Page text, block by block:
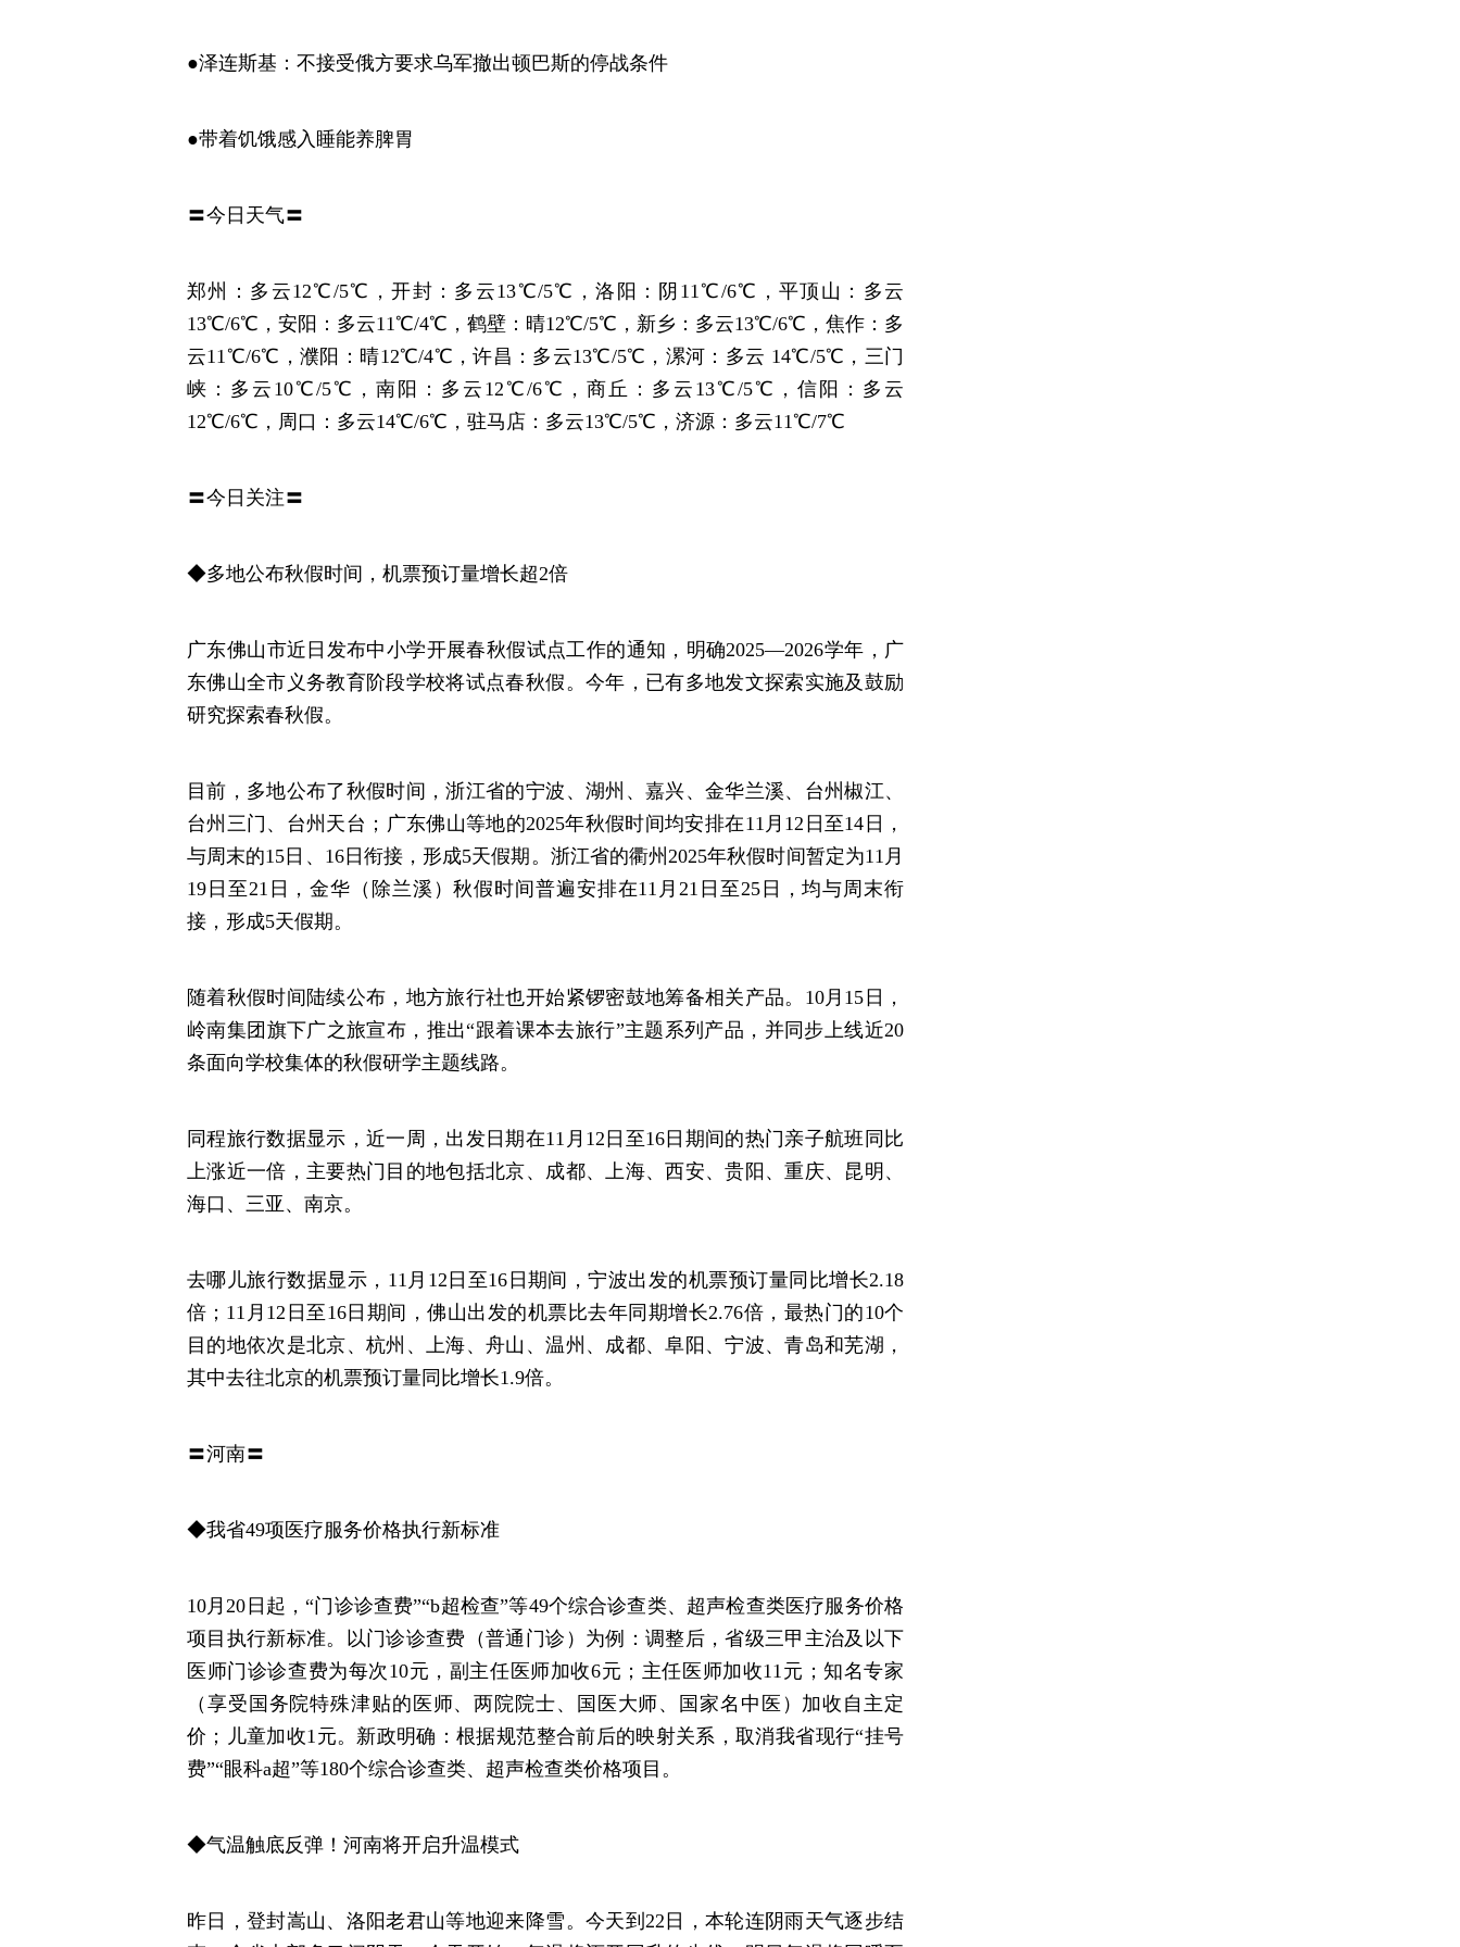
●泽连斯基：不接受俄方要求乌军撤出顿巴斯的停战条件
●带着饥饿感入睡能养脾胃
〓今日天气〓
郑州：多云12℃/5℃，开封：多云13℃/5℃，洛阳：阴11℃/6℃，平顶山：多云
13℃/6℃，安阳：多云11℃/4℃，鹤壁：晴12℃/5℃，新乡：多云13℃/6℃，焦作：多
云11℃/6℃，濮阳：晴12℃/4℃，许昌：多云13℃/5℃，漯河：多云 14℃/5℃，三门
峡：多云10℃/5℃，南阳：多云12℃/6℃，商丘：多云13℃/5℃，信阳：多云
12℃/6℃，周口：多云14℃/6℃，驻马店：多云13℃/5℃，济源：多云11℃/7℃
〓今日关注〓
◆多地公布秋假时间，机票预订量增长超2倍
广东佛山市近日发布中小学开展春秋假试点工作的通知，明确2025—2026学年，广
东佛山全市义务教育阶段学校将试点春秋假。今年，已有多地发文探索实施及鼓励
研究探索春秋假。
目前，多地公布了秋假时间，浙江省的宁波、湖州、嘉兴、金华兰溪、台州椒江、
台州三门、台州天台；广东佛山等地的2025年秋假时间均安排在11月12日至14日，
与周末的15日、16日衔接，形成5天假期。浙江省的衢州2025年秋假时间暂定为11月
19日至21日，金华（除兰溪）秋假时间普遍安排在11月21日至25日，均与周末衔
接，形成5天假期。
随着秋假时间陆续公布，地方旅行社也开始紧锣密鼓地筹备相关产品。10月15日，
岭南集团旗下广之旅宣布，推出“跟着课本去旅行”主题系列产品，并同步上线近20
条面向学校集体的秋假研学主题线路。
同程旅行数据显示，近一周，出发日期在11月12日至16日期间的热门亲子航班同比
上涨近一倍，主要热门目的地包括北京、成都、上海、西安、贵阳、重庆、昆明、
海口、三亚、南京。
去哪儿旅行数据显示，11月12日至16日期间，宁波出发的机票预订量同比增长2.18
倍；11月12日至16日期间，佛山出发的机票比去年同期增长2.76倍，最热门的10个
目的地依次是北京、杭州、上海、舟山、温州、成都、阜阳、宁波、青岛和芜湖，
其中去往北京的机票预订量同比增长1.9倍。
〓河南〓
◆我省49项医疗服务价格执行新标准
10月20日起，“门诊诊查费”“b超检查”等49个综合诊查类、超声检查类医疗服务价格
项目执行新标准。以门诊诊查费（普通门诊）为例：调整后，省级三甲主治及以下
医师门诊诊查费为每次10元，副主任医师加收6元；主任医师加收11元；知名专家
（享受国务院特殊津贴的医师、两院院士、国医大师、国家名中医）加收自主定
价；儿童加收1元。新政明确：根据规范整合前后的映射关系，取消我省现行“挂号
费”“眼科a超”等180个综合诊查类、超声检查类价格项目。
◆气温触底反弹！河南将开启升温模式
昨日，登封嵩山、洛阳老君山等地迎来降雪。今天到22日，本轮连阴雨天气逐步结